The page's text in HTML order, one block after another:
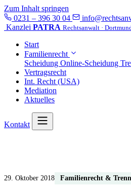
Zum Inhalt springen
0231 – 396 30 04
Kanzlei PATRA Rechtsanwalt ·
Start
Familienrecht
Scheidung Online-Scheidung
Vertragsrecht
Int. Recht (USA)
Mediation
Aktuelles
Kontakt
29. Oktober 2018 Familienrecht &